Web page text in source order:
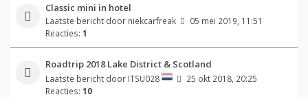
Classic mini in hotel
Laatste bericht door niekcarfreak
05 mei 2019, 11:51
Reacties: 1
Roadtrip 2018 Lake District & Scotland
Laatste bericht door ITSU028
25 okt 2018, 20:25
Reacties: 10